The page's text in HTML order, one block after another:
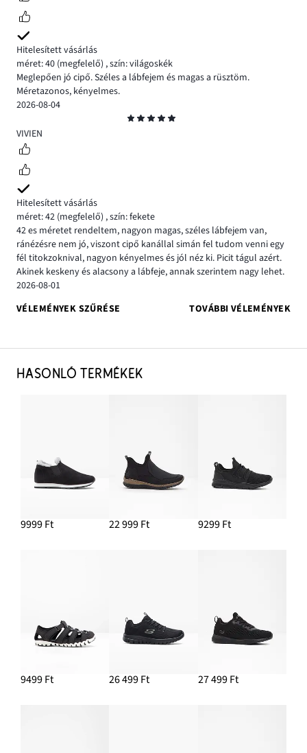
Hitelesített vásárlás
méret: 40 (megfelelő) ,szín: világoskék
Meglepően jó cipő. Széles a lábfejem és magas a rüsztöm.
Méretazonos, kényelmes.
2026-08-04
5
VIVIEN
Hitelesített vásárlás
méret: 42 (megfelelő) ,szín: fekete
42 es méretet rendeltem, nagyon magas, széles lábfejem van,
ránézésre nem jó, viszont cipő kanállal simán fel tudom venni egy
fél titokzoknival, nagyon kényelmes és jól néz ki. Picit tágul azért.
Akinek keskeny és alacsony a lábfeje, annak szerintem nagy lehet.
2026-08-01
VÉLEMÉNYEK SZŰRÉSE
TOVÁBBI VÉLEMÉNYEK
HASONLÓ TERMÉKEK
9999 Ft 22 999 Ft 9299 Ft
9499 Ft 26 499 Ft 27 499 Ft